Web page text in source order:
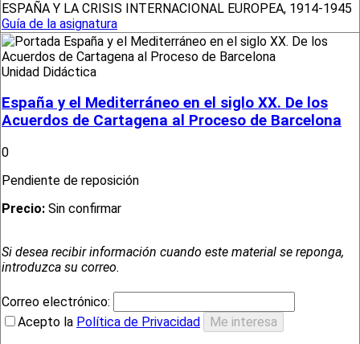
ESPAÑA Y LA CRISIS INTERNACIONAL EUROPEA, 1914-1945
Guía de la asignatura
Unidad Didáctica
España y el Mediterráneo en el siglo XX. De los
Acuerdos de Cartagena al Proceso de Barcelona
0
Pendiente de reposición
Precio: Sin confirmar
Si desea recibir información cuando este material se reponga,
introduzca su correo.
Correo electrónico:
Acepto la Política de Privacidad